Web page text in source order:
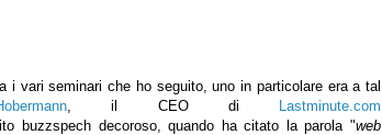
i vari seminari che ho seguito, uno in particolare era a tal
, il CEO di
Lastminute.com
buzzspech decoroso, quando ha citato la parola "web